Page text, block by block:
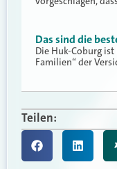
Das sind die
Die Huk-Coburg
Familien“ der
Teilen: